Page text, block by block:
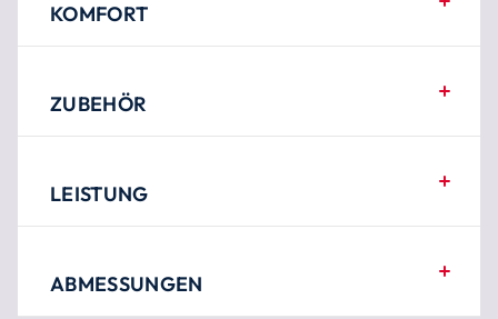
KOMFORT
ZUBEHÖR
LEISTUNG
ABMESSUNGEN